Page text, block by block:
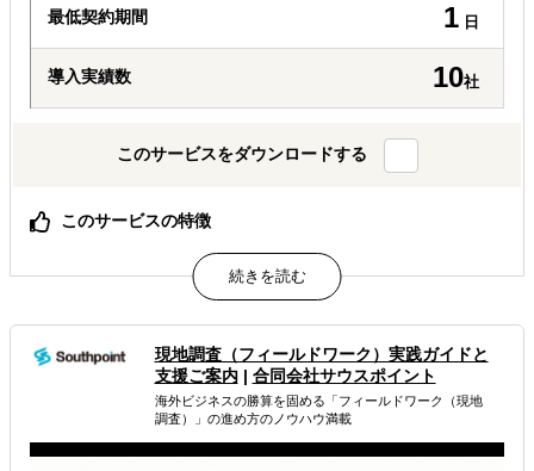
最低契約期間 1 日
導入実績数 10社
このサービスをダウンロードする
このサービスの特徴
渡航費不要・アポイント不要でエキスパートへインタビュ
ー可能
海外のエキスパートの「生の声」と「熱気」があなたの会
議室に
中小企業でも手の届く価格設定、フォローアップも充実
属するジャンル
海外市場調査・マーケティング
現地調査（フィールドワーク） 実践ガイドと
支援ご案内| 合同会社サウスポイント
海外ビジネスの勝算を固める「フィールドワーク（現地
調査）」の進め方のノウハウ満載